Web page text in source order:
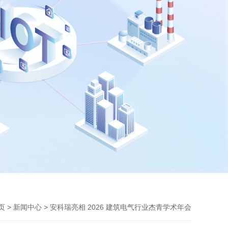
> 新闻中心 > 安科瑞亮相 2026 建筑电气行业杰青学术年会